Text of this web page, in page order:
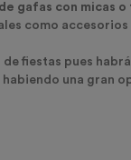
gafas con micas
como accesorios
fiestas pues
una gran